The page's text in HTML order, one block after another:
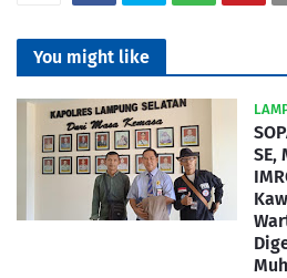
You might like
SE,